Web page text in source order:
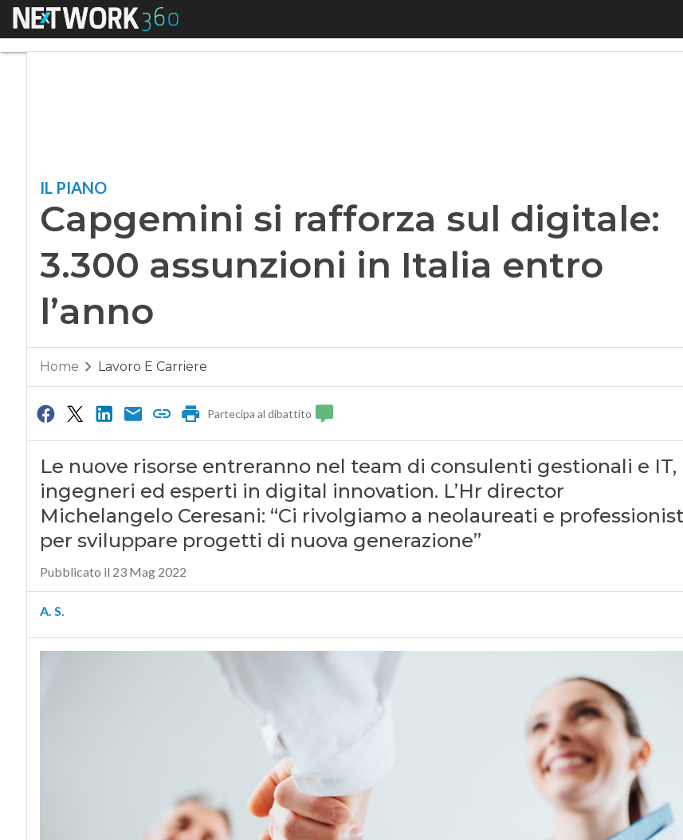
Menu
IL PIANO
Capgemini si rafforza sul digitale:
3.300 assunzioni in Italia entro
l’anno
Home Lavoro E Carriere
Partecipa al dibattito
Le nuove risorse entreranno nel team di consulenti gestionali e IT,
ingegneri ed esperti in digital innovation. L’Hr director
Michelangelo Ceresani: “Ci rivolgiamo a neolaureati e
per sviluppare progetti di nuova generazione”
Pubblicato il 23 Mag 2022
A. S.